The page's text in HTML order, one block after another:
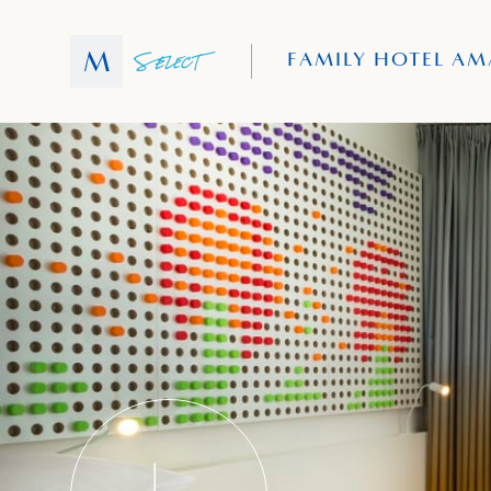
FAMILY HOTEL